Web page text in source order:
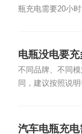
瓶充电需要20小
电瓶没电要充
不同品牌、不同
同，建议按照说明
汽车电瓶充电